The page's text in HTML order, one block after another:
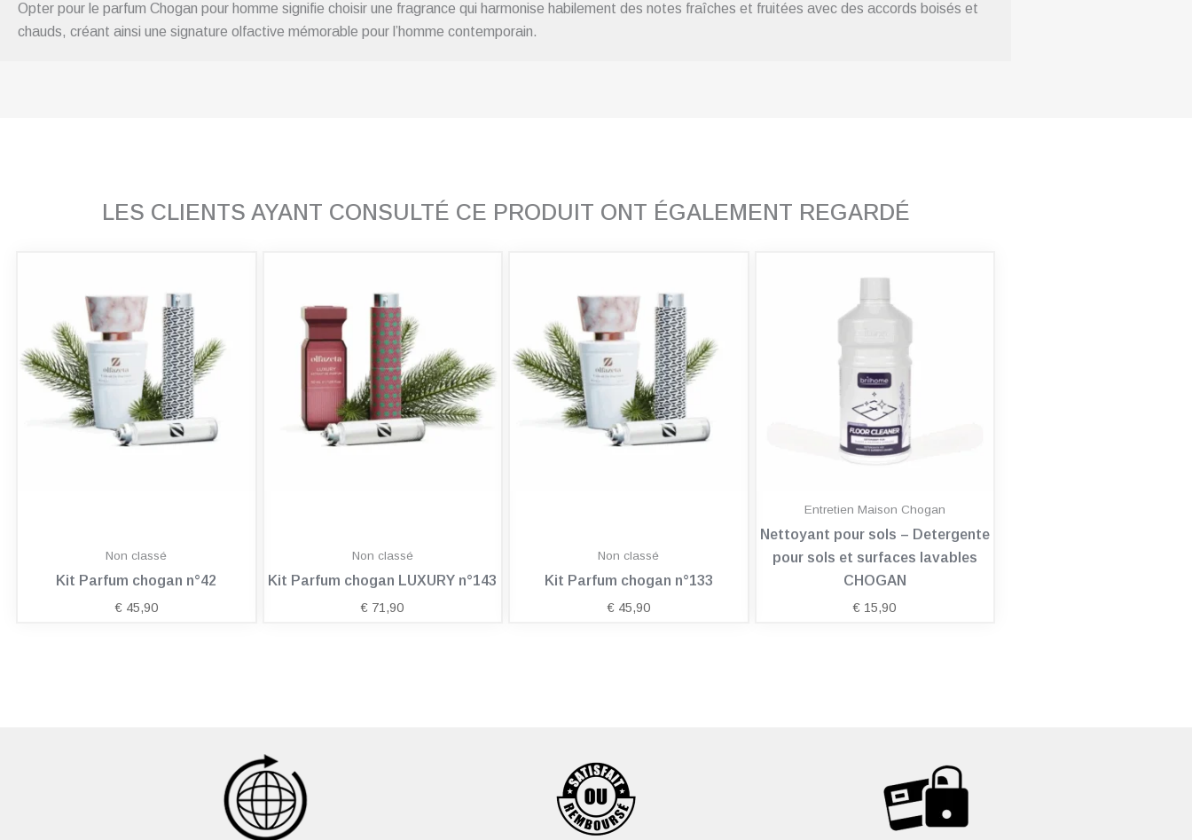
Opter pour le parfum Chogan pour homme signifie choisir une fragrance qui harmonise habilement des notes fraîches et fruitées avec des accords boisés et
chauds, créant ainsi une signature olfactive mémorable pour l’homme contemporain.
LES CLIENTS AYANT CONSULTÉ CE PRODUIT ONT ÉGALEMENT REGARDÉ
Non classé
Kit Parfum chogan n°42
€ 45,90
Non classé
Kit Parfum chogan LUXURY n°143
€ 71,90
Non classé
Kit Parfum chogan n°133
€ 45,90
Entretien Maison Chogan
Nettoyant pour sols – Detergente
pour sols et surfaces lavables
CHOGAN
€ 15,90